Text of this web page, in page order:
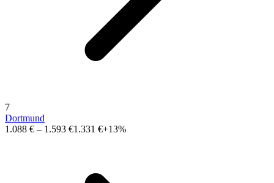
7
Dortmund
1.088 € – 1.593 €1.331 €+13%